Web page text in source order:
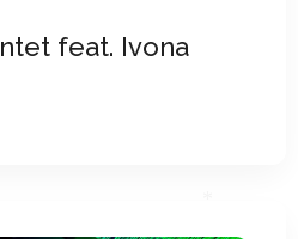
feat. Ivona